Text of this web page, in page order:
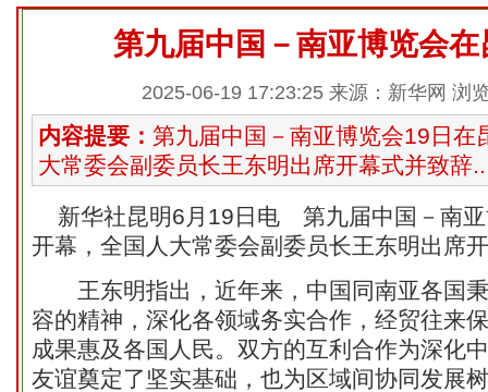
第九届中国－南亚博览会在
2025-06-19 17:23:25 来源：新华网 浏
内容提要： 第九届中国－南亚博览会19日在
大常委会副委员长王东明出席开幕式并致辞..
新华社昆明6月19日电 第九届中国－南亚
开幕，全国人大常委会副委员长王东明出席
王东明指出，近年来，中国同南亚各国秉
容的精神，深化各领域务实合作，经贸往来
成果惠及各国人民。双方的互利合作为深化
友谊奠定了坚实基础，也为区域间协同发展